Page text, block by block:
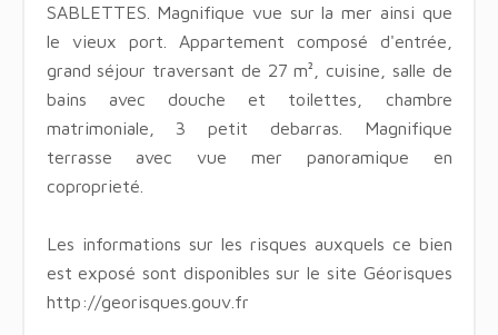
SABLETTES. Magnifique vue sur la mer ainsi que
le vieux port. Appartement composé d'entrée,
grand séjour traversant de 27 m², cuisine, salle de
bains avec douche et toilettes, chambre
matrimoniale, 3 petit debarras. Magnifique
terrasse avec vue mer panoramique en
coproprieté.
Les informations sur les risques auxquels ce bien
est exposé sont disponibles sur le site Géorisques
http://georisques.gouv.fr